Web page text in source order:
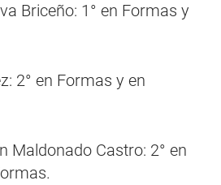
Briceño: 1° en Formas y
2° en Formas y en
Maldonado Castro: 2° en